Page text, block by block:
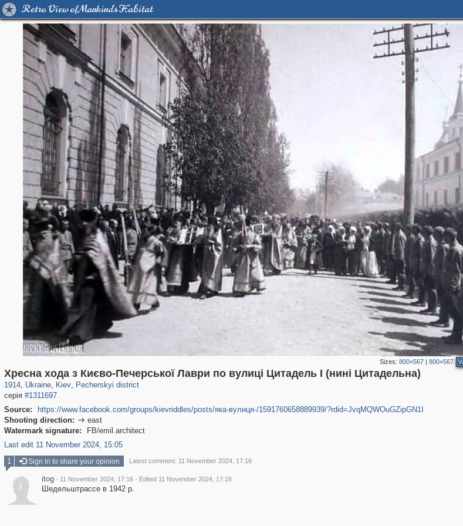
Retro View of Mankind's Habitat
Sizes: 800×567| 800×567
Хресна хода з Києво-Печерської Лаври по вулиці Цитадель І (нині Цитадельна)
1914, Ukraine
135,329 2,358
, Kiev
61,103 1,609
, Pecherskyi district
17,243 463
серія #1311697
Source:
https://www.facebook.com/groups/kievriddles/posts/яка-вулиця-/1591760658889939/?rdid=JvqMQWOuGZipGN1I
Shooting direction:  east
Watermark signature:
FB/emil.architect
Last edit 11 November 2024, 15:05
1 Sign in to share your opinion Latest comment: 11 November 2024, 17:16
i
itog · 11 November 2024, 17:16 · Edited 11 November 2024, 17:16
Шедельштрассе в 1942 р.